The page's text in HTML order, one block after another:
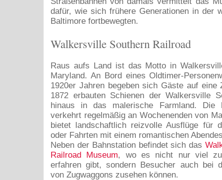
dafür, wie sich frühere Generationen in der
Baltimore fortbewegten.
Walkersville Southern Railroad
Raus aufs Land ist das Motto in
Maryland. An Bord eines Oldtimer-
1920er Jahren begeben sich Gäste auf eine
1872 erbauten Schienen der Walkersville
hinaus in das malerische Farmland. Die
verkehrt regelmäßig an Wochenenden von
bietet landschaftlich reizvolle Ausflüge für
oder Fahrten mit einem romantischen
Neben der Bahnstation befindet sich das
Railroad Museum, wo es nicht nur viel
erfahren gibt, sondern Besucher auch bei
von Zugwaggons zusehen können.